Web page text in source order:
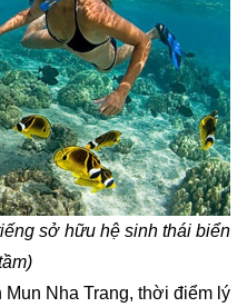
sở hữu hệ sinh thái biển
Nha Trang, thời điểm lý